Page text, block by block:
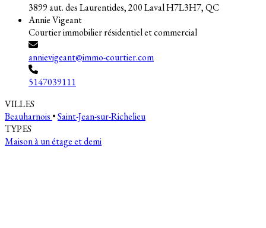
3899 aut. des Laurentides, 200 Laval H7L3H7, QC
Annie Vigeant
Courtier immobilier résidentiel et commercial
annievigeant@immo-courtier.com
5147039111
VILLES
Beauharnois •Saint-Jean-sur-Richelieu
TYPES
Maison à un étage et demi